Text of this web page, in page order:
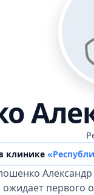
клинике
первого